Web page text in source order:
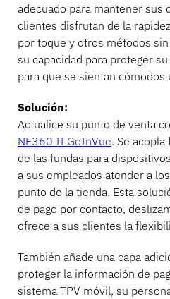
adecuado para mantener sus
clientes disfrutan de la
por toque y otros métodos
su capacidad para proteger
para que se sientan
Solución:
Actualice su punto de venta
NE360 II GoInVue. Se
de las fundas para
a sus empleados atender a
punto de la tienda. Esta
de pago por contacto,
ofrece a sus clientes la
También añade una capa
proteger la información de
sistema TPV móvil, su